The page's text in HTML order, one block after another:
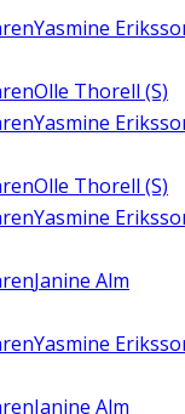
Yasmine
Olle Thorell (S)
Yasmine
Olle Thorell (S)
Yasmine
Janine Alm
Yasmine
Janine Alm